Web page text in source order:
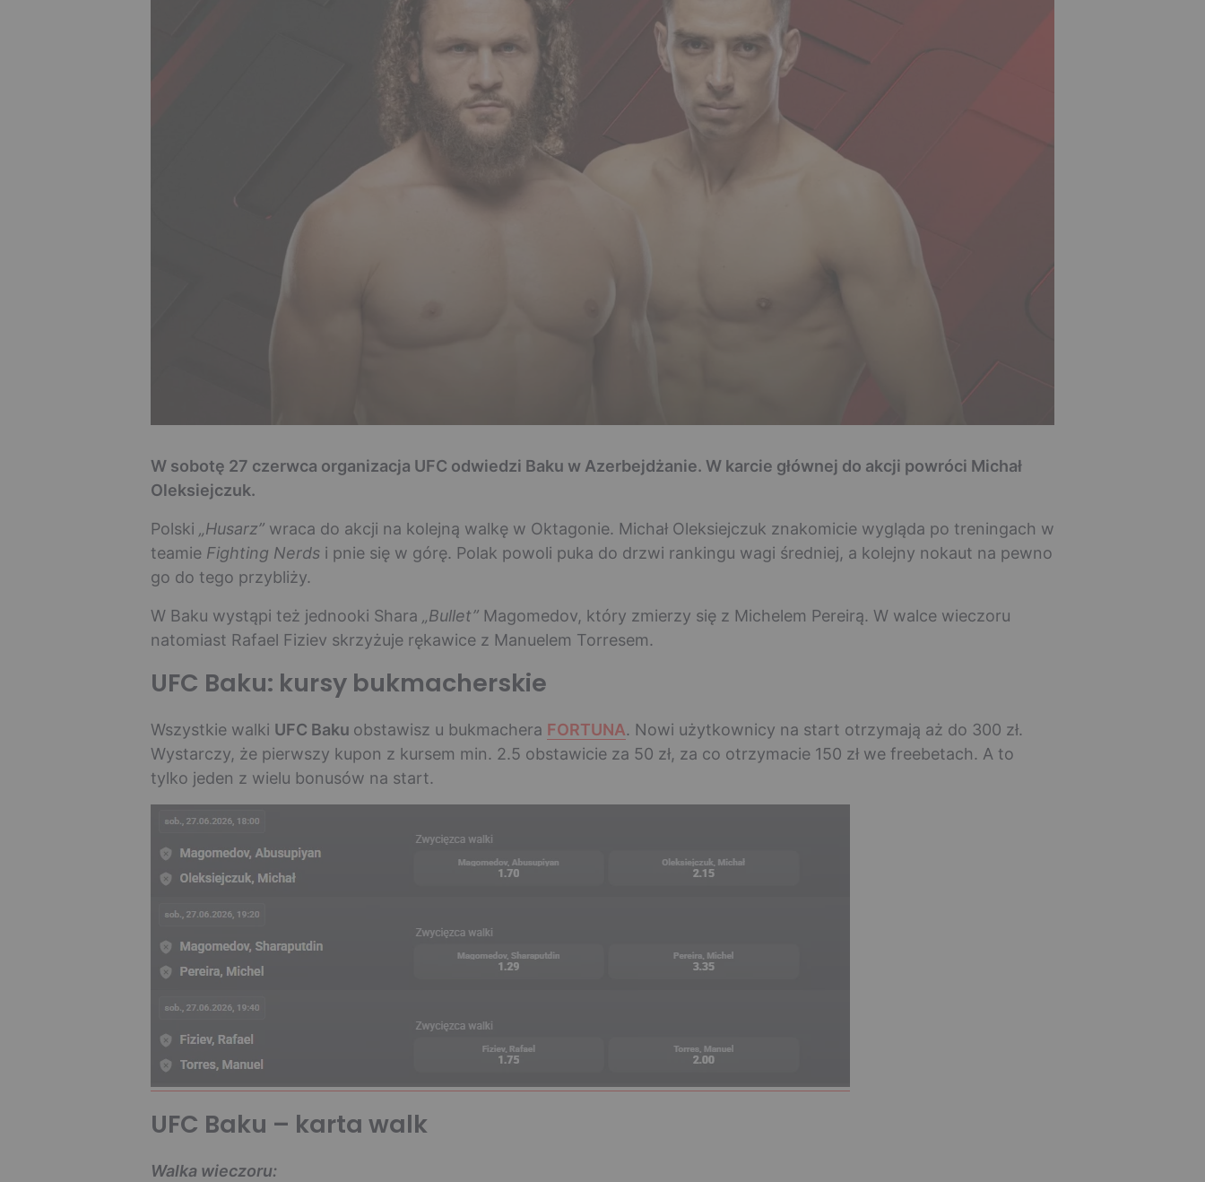
W sobotę 27 czerwca organizacja UFC odwiedzi Baku w Azerbejdżanie. W karcie głównej do akcji powróci Michał
Oleksiejczuk.
Polski „Husarz” wraca do akcji na kolejną walkę w Oktagonie. Michał Oleksiejczuk znakomicie wygląda po treningach w
teamie Fighting Nerds i pnie się w górę. Polak powoli puka do drzwi rankingu wagi średniej, a kolejny nokaut na pewno
go do tego przybliży.
W Baku wystąpi też jednooki Shara „Bullet” Magomedov, który zmierzy się z Michelem Pereirą. W walce wieczoru
natomiast Rafael Fiziev skrzyżuje rękawice z Manuelem Torresem.
UFC Baku: kursy bukmacherskie
Wszystkie walki UFC Baku obstawisz u bukmachera FORTUNA. Nowi użytkownicy na start otrzymają aż do 300 zł.
Wystarczy, że pierwszy kupon z kursem min. 2.5 obstawicie za 50 zł, za co otrzymacie 150 zł we freebetach. A to
tylko jeden z wielu bonusów na start.
UFC Baku – karta walk
Walka wieczoru: